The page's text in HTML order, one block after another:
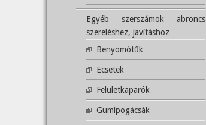
Egyéb szerszámok abroncs
szereléshez, javításhoz
Benyomótűk
Ecsetek
Felületkaparók
Gumipogácsák